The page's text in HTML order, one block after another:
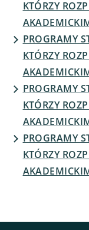
KTÓRZY
PROGRAMY
KTÓRZY
PROGRAMY
KTÓRZY
PROGRAMY
KTÓRZY